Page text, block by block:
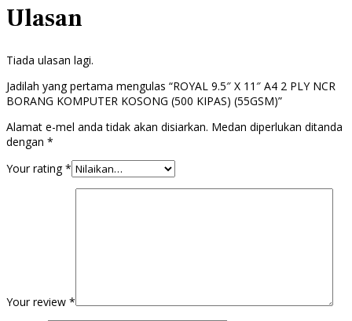
Ulasan
Tiada ulasan lagi.
Jadilah yang pertama mengulas “ROYAL 9.5″ X 11″ A4 2 PLY NCR
BORANG KOMPUTER KOSONG (500 KIPAS) (55GSM)”
Alamat e-mel anda tidak akan disiarkan. Medan diperlukan ditanda
dengan *
Your rating*
Your review *